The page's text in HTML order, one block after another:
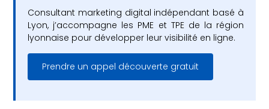
Consultant marketing digital indépendant basé à
Lyon, j’accompagne les PME et TPE de la région
lyonnaise pour développer leur visibilité en ligne.
Prendre un appel découverte gratuit